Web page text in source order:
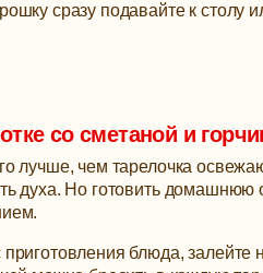
сразу подавайте к
со сметаной и
лучше, чем тарелочка
духа. Но готовить
блюда,